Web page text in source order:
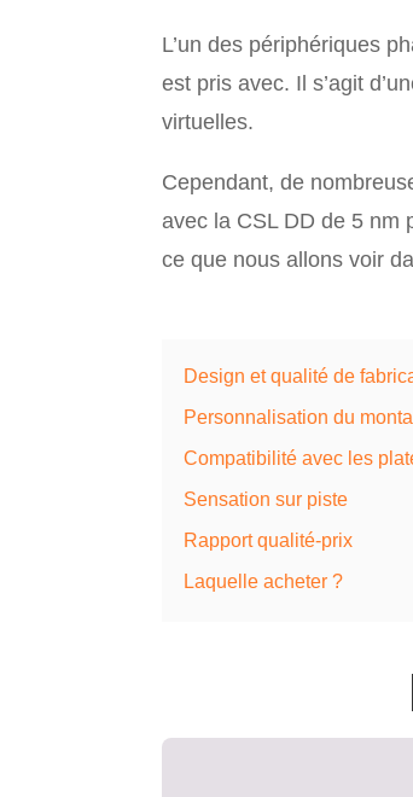
L’un des périphériques
est pris avec. Il s’agit
virtuelles.
Cependant, de
avec la CSL DD de 5 nm
ce que nous allons voir
Design et qualité de
Personnalisation du
Compatibilité avec les
Sensation sur piste
Rapport qualité-prix
Laquelle acheter ?